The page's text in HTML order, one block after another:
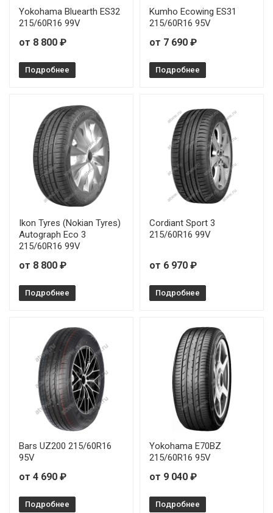
Arivo Premio Comfort 6 195/55R15 85V
Yokohama Bluearth ES32
215/60R16 99V
от 8 800 ₽
Подробнее
Kumho Ecowing ES31
215/60R16 95V
от 7 690 ₽
Подробнее
Ikon Tyres (Nokian Tyres)
Autograph Eco 3
215/60R16 99V
от 8 800 ₽
Подробнее
Cordiant Sport 3
215/60R16 99V
от 6 970 ₽
Подробнее
Bars UZ200 215/60R16
95V
от 4 690 ₽
Подробнее
Yokohama E70BZ
215/60R16 95V
от 9 040 ₽
Подробнее